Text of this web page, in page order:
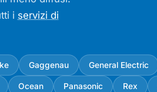
i servizi di
Gaggenau General Electric
Ocean Panasonic Rex